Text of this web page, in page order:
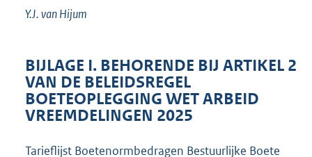
Y.J. vanHijum
BIJLAGE I. BEHORENDE BIJ ARTIKEL 2
VAN DE BELEIDSREGEL
BOETEOPLEGGING WET ARBEID
VREEMDELINGEN 2025
Tarieflijst Boetenormbedragen Bestuurlijke Boete